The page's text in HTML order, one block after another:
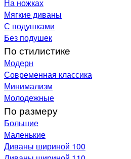
На ножках
Мягкие диваны
С подушками
Без подушек
По стилистике
Модерн
Современная классика
Минимализм
Молодежные
По размеру
Большие
Маленькие
Диваны шириной 100